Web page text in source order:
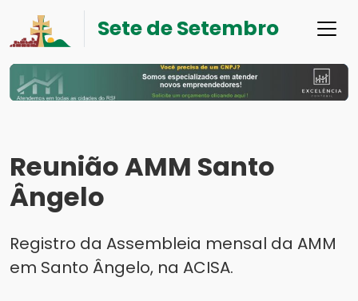
Sete de Setembro
Reunião AMM Santo
Ângelo
Registro da Assembleia mensal da AMM
em Santo Ângelo, na ACISA.